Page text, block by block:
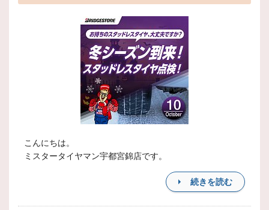
こんにちは。
ミスタータイヤマン宇都宮錦店です。
続きを読む